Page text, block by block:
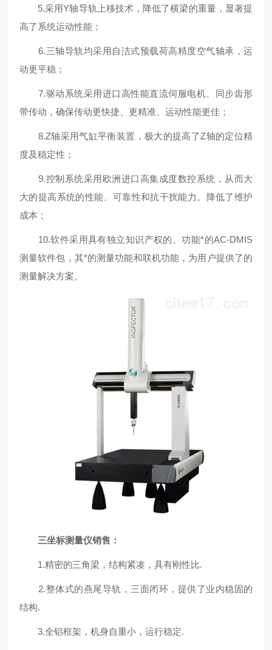
5.采用Y轴导轨上移技术，降低了横梁的重量，显著提
高了系统运动性能；
6.三轴导轨均采用自洁式预载荷高精度空气轴承，运
动更平稳；
7.驱动系统采用进口高性能直流伺服电机、同步齿形
带传动，确保传动更快捷、更精准、运动性能更佳；
8.Z轴采用气缸平衡装置，极大的提高了Z轴的定位精
度及稳定性；
9.控制系统采用欧洲进口高集成度数控系统，从而大
大的提高系统的性能、可靠性和抗干扰能力。降低了维护
成本；
10.软件采用具有独立知识产权的、功能*的AC-DMIS
测量软件包，其*的测量功能和联机功能，为用户提供了的
测量解决方案。
三坐标测量仪销售：
1.精密的三角梁，结构紧凑，具有刚性比.
2.整体式的燕尾导轨，三面闭环，提供了业内稳固的
结构.
3.全铝框架，机身自重小，运行稳定.